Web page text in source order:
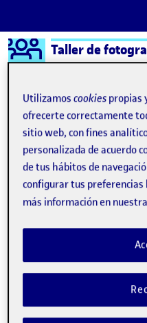
Saltar al contenido
Logo Ágora
Taller de
Semestre 20212 - Aula 1
31 Mayo,
Practica
Publicado por
Manuel Martínez
Fecha de -1
Utilizamoscookies propias
ofrecerte correctamente
sitio web, con fines
personalizada de acuerdo
de tus hábitos de
configurar tus preferencias
más información en nuestra